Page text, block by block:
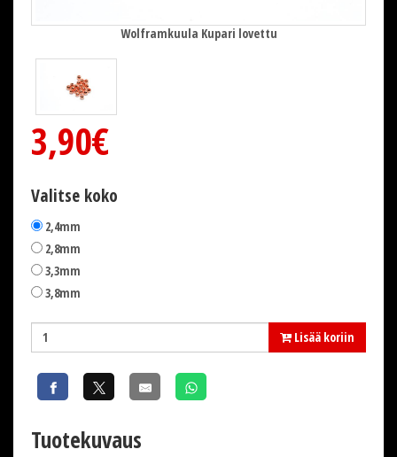
Wolframkuula Kupari lovettu
3,90€
Valitse koko
2,4mm
2,8mm
3,3mm
3,8mm
Lisää koriin
Tuotekuvaus